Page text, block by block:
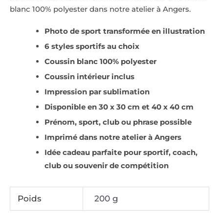
blanc 100% polyester dans notre atelier à Angers.
Photo de sport transformée en illustration
6 styles sportifs au choix
Coussin blanc 100% polyester
Coussin intérieur inclus
Impression par sublimation
Disponible en 30 x 30 cm et 40 x 40 cm
Prénom, sport, club ou phrase possible
Imprimé dans notre atelier à Angers
Idée cadeau parfaite pour sportif, coach,
club ou souvenir de compétition
Poids 200 g